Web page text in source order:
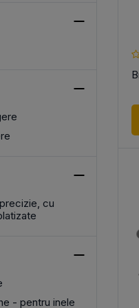
cu
- pentru inele